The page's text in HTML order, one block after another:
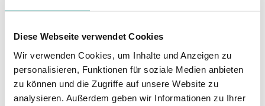
Diese Webseite verwendet Cookies
Wir verwenden Cookies, um Inhalte und Anzeigen zu
personalisieren, Funktionen für soziale Medien anbieten
zu können und die Zugriffe auf unsere Website zu
analysieren. Außerdem geben wir Informationen zu Ihrer
* Die Maße sind incm
Toleranz.
Größe Breite Länge
XXS 43.5 60.8
XS 44.8 64